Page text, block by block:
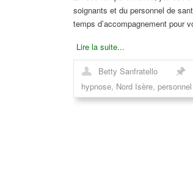
soignants et du personnel de
temps d’accompagnement pour
Lire la suite...
Betty Sanfratello
hypnose, Nord Isère,